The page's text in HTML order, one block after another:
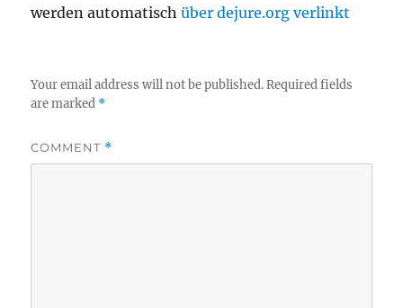
werden automatischüber dejure.org verlinkt
Your email address will not be published. Required fields
are marked *
COMMENT *